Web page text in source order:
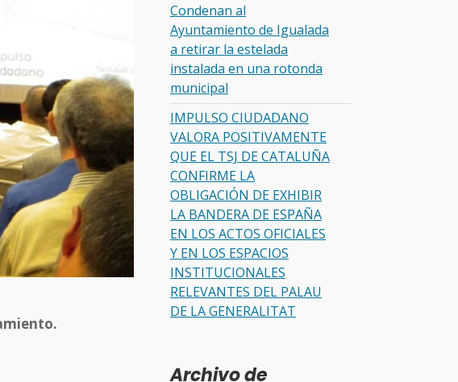
Condenan al
Ayuntamiento de Igualada
a retirar la estelada
instalada en una rotonda
municipal
IMPULSO CIUDADANO
VALORA POSITIVAMENTE
QUE EL TSJ DE CATALUÑA
CONFIRME LA
OBLIGACIÓN DE EXHIBIR
LA BANDERA DE ESPAÑA
EN LOS ACTOS OFICIALES
Y EN LOS ESPACIOS
INSTITUCIONALES
RELEVANTES DEL PALAU
DE LA GENERALITAT
Archivo de